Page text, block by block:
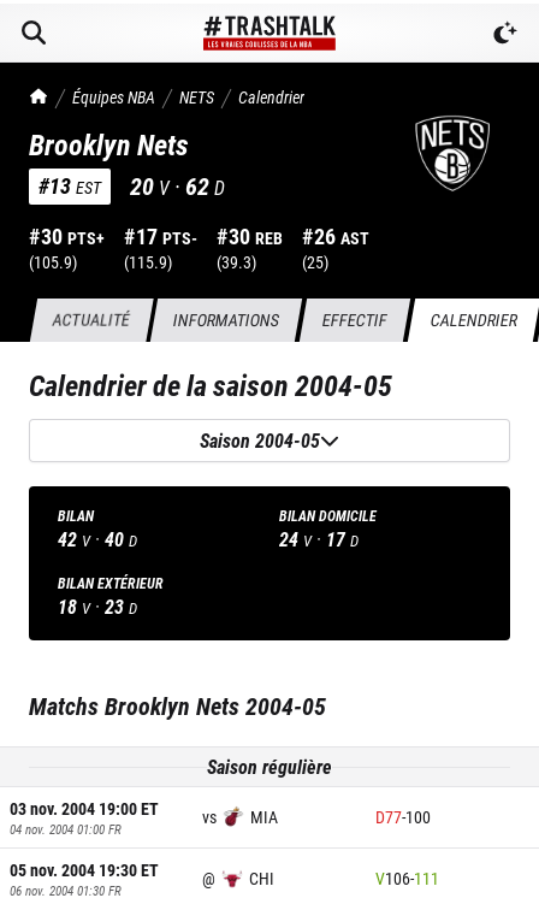
TrashTalk Actu NBA
Équipes NBA NETS Calendrier
Brooklyn Nets
#13 EST 20 V ·62D
#30 PTS+
(105.9)
#17 PTS-
(115.9)
#30 REB
(39.3)
#26 AST
(25)
ACTUALITÉ INFORMATIONS EFFECTIF CALENDRIER
Calendrier de la saison2004-05
Saison 2004-05
BILAN
42 V · 40 D
BILAN DOMICILE
24 V · 17 D
BILAN EXTÉRIEUR
18 V · 23 D
MatchsBrooklyn Nets2004-05
Saison régulière
03 nov. 2004 19:00ET
04 nov. 2004 01:00 FR
vs MIA D77-100
05 nov. 2004 19:30ET
06 nov. 2004 01:30 FR
@ CHI V106-111